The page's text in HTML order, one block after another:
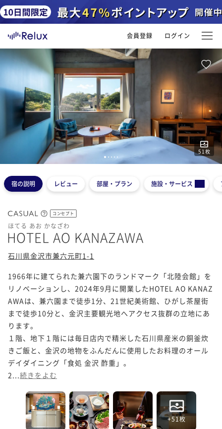
会員登録 ログイン
51 枚
1 2 3 4 5
宿の説明 レビュー 部屋・プラン 施設・サービス
コンセプト
ほてる あお かなざわ
HOTEL AO KANAZAWA
石川県金沢市兼六元町1-1
1966年に建てられた兼六園下のランドマーク「北陸会館」を
リノベーションし、2024年9月に開業したHOTEL AO KANAZ
AWAは、兼六園まで徒歩1分、21世紀美術館、ひがし茶屋街
まで徒歩10分と、金沢主要観光地へアクセス抜群の立地にあ
ります。
１階、地下１階には毎日店内で精米した石川県産米の銅釜炊
きご飯と、金沢の地物をふんだんに使用したお料理のオール
デイダイニング「食処 金沢 酢重」。
2... 続きをよむ
+51枚